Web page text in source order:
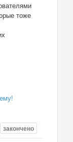
тоже
закончено